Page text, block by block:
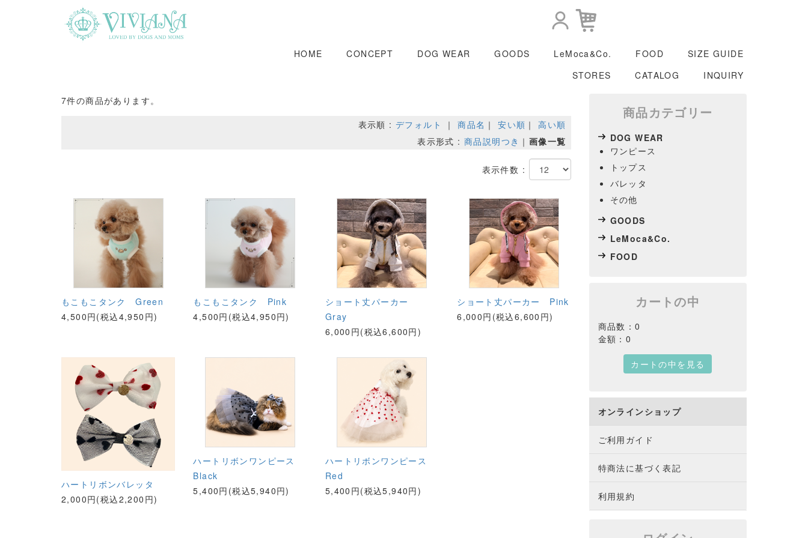
HOME CONCEPT DOG WEAR GOODS LeMoca&Co. FOOD
SIZE GUIDE
STORES
CATALOG INQUIRY
LeMoca&Co.
7件の商品があります。
表示順 :デフォルト ｜商品名 ｜安い順 ｜高い順
表示形式 :商品説明つき ｜ 画像一覧
表示件数 :
もこもこタンク Green
4,500円(税込4,950円)
もこもこタンク Pink
4,500円(税込4,950円)
ショート丈パーカー
Gray
6,000円(税込6,600円)
ショート丈パーカー Pink
6,000円(税込6,600円)
ハートリボンバレッタ
2,000円(税込2,200円)
ハートリボンワンピース
Black
5,400円(税込5,940円)
ハートリボンワンピース
Red
5,400円(税込5,940円)
商品カテゴリー
DOG WEAR
ワンピース
トップス
バレッタ
その他
GOODS
LeMoca&Co.
FOOD
カートの中
商品数：0
金額：0
カートの中を見る
オンラインショップ
ご利用ガイド
特商法に基づく表記
利用規約